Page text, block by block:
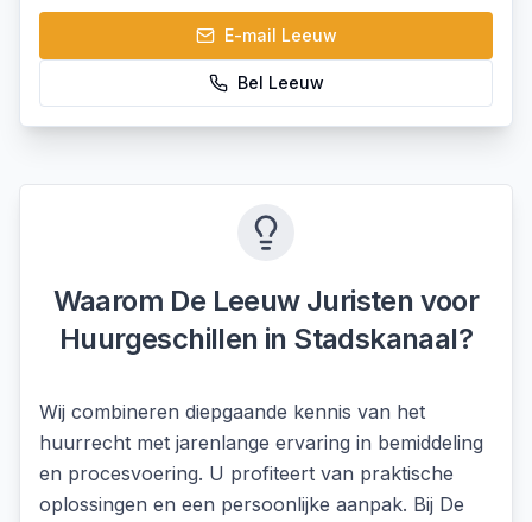
E-mail Leeuw
Bel Leeuw
Waarom De Leeuw Juristen voor
Huurgeschillen in Stadskanaal?
Wij combineren diepgaande kennis van het
huurrecht met jarenlange ervaring in bemiddeling
en procesvoering. U profiteert van praktische
oplossingen en een persoonlijke aanpak. Bij De